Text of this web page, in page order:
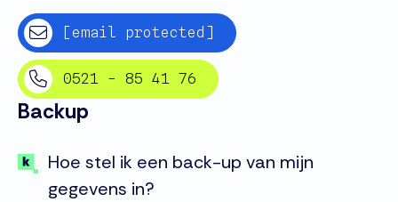
[email protected]
0521 - 85 41 76
Backup
Hoe stel ik een back-up van mijn
gegevens in?